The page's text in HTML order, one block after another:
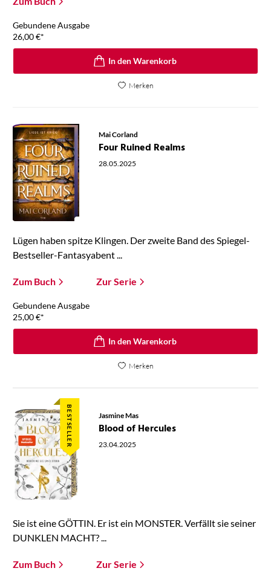
Gebundene Ausgabe
26,00€*
In den Warenkorb
Merken
Mai Corland
Four Ruined Realms
28.05.2025
Lügen haben spitze Klingen. Der zweite Band des Spiegel-
Bestseller-Fantasyabent ...
Zum Buch Zur Serie
Gebundene Ausgabe
25,00€*
In den Warenkorb
Merken
BESTSELLER Jasmine Mas
Blood of Hercules
23.04.2025
Sie ist eine GÖTTIN. Er ist ein MONSTER. Verfällt sie seiner
DUNKLEN MACHT? ...
Zum Buch Zur Serie